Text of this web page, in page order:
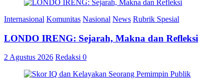
Internasional Komunitas Nasional News Rubrik Spesial
LONDO IRENG: Sejarah, Makna dan Refleksi
2 Agustus 2026 Redaksi 0